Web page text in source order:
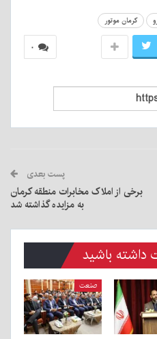
کرمان موتور
۰
پست بعدی
برخی از املاک مخابرات منطقه کرمان
به مزایده گذاشته شد
باشید
صنعت